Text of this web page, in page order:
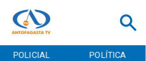
POLICIAL POLÍTICA